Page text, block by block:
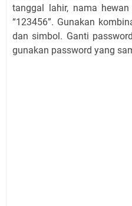
tanggal lahir, nama
“123456”. Gunakan
dan simbol. Ganti
gunakan password yang